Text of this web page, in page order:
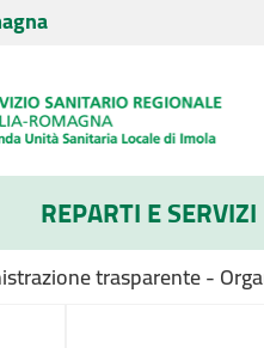
REPARTI E SERVIZI
trasparente -